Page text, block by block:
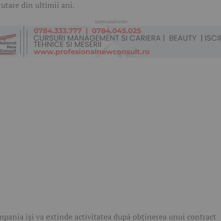
din ultimii ani.
își va extinde activitatea după obținerea unui contract